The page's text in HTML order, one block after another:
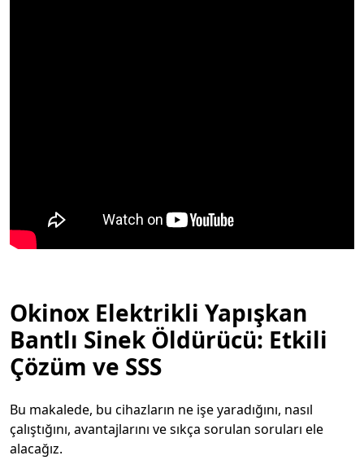
Okinox Elektrikli Yapışkan
Bantlı Sinek Öldürücü: Etkili
Çözüm ve SSS
Bu makalede, bu cihazların ne işe yaradığını, nasıl
çalıştığını, avantajlarını ve sıkça sorulan soruları ele
alacağız.